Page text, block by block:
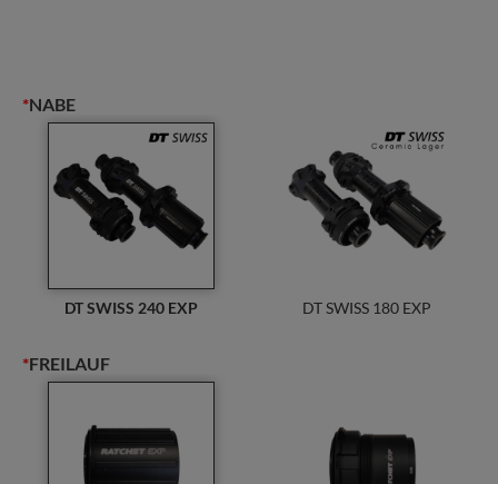
*NABE
DT SWISS 240 EXP DT SWISS 180 EXP
*FREILAUF
RC46
Menge